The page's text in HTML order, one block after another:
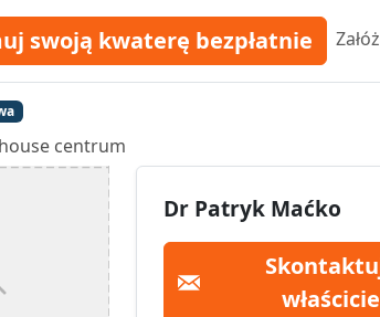
swoją kwaterę bezpłatnie
centrum
Dr Patryk Maćko